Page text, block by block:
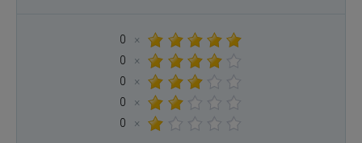
0
×
0
×
0
×
0
×
0
×